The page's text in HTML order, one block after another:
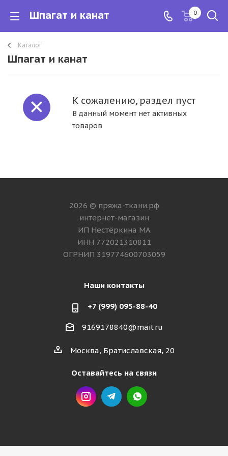
Шпагат и канат 0
Каталог
Шпагат и канат
К сожалению, раздел пуст
В данный момент нет активных
товаров
2026 © пряжа-ткани.рф
интернет-магазин
ИП Нестёркина МА
ИНН 772021310811
ОГРНИП 319774600703059
Наши контакты
+7 (999) 095-88-40
9169178840@mail.ru
Москва, Братиславская, 20
Оставайтесь на связи